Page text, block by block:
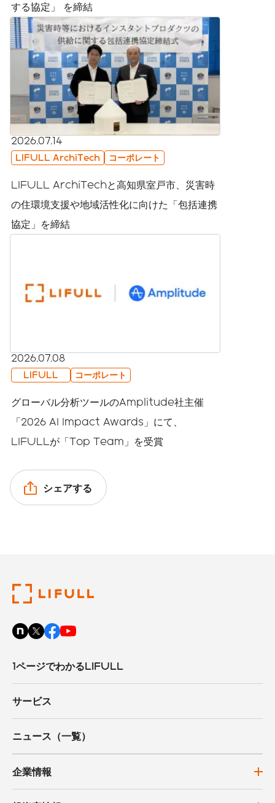
する協定」 を締結
2026.07.14
LIFULL ArchiTech コーポレート
LIFULL ArchiTechと高知県室戸市、災害時
の住環境支援や地域活性化に向けた「包括連携
協定」を締結
2026.07.08
LIFULL コーポレート
グローバル分析ツールのAmplitude社主催
「2026 AI Impact Awards」にて、
LIFULLが「Top Team」を受賞
シェアする
1ページでわかるLIFULL
サービス
ニュース（一覧）
企業情報